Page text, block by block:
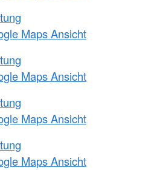
Maps Ansicht
Maps Ansicht
Maps Ansicht
Maps Ansicht